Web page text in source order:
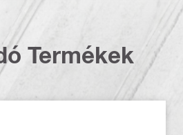
Termékek